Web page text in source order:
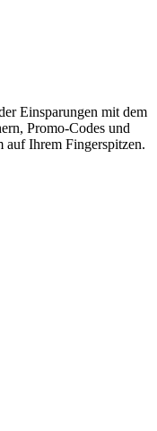
Einsparungen mit dem
Promo-Codes und
auf Ihrem Fingerspitzen.